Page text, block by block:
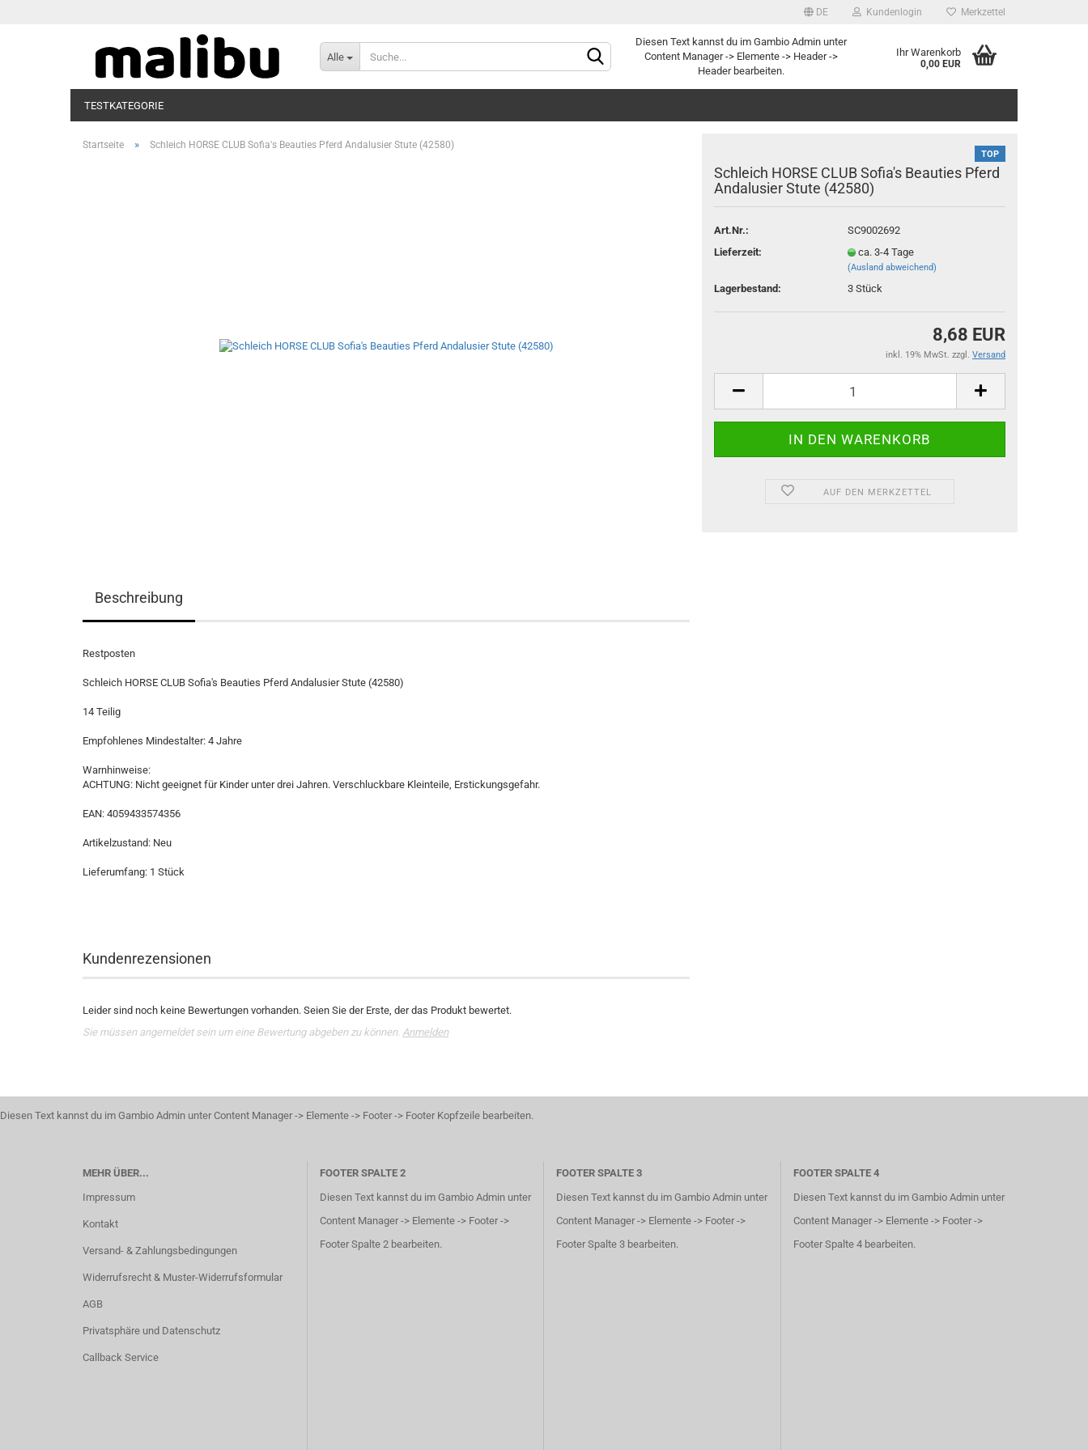
DE
Sprache auswählen
Kundenlogin
Konto erstellen
Passwort vergessen?
Merkzettel
Alle
Diesen Text kannst du im Gambio Admin unter
Content Manager -> Elemente -> Header ->
Header bearbeiten.
Ihr Warenkorb
0,00 EUR
TESTKATEGORIE
Startseite » Schleich HORSE CLUB Sofia's Beauties Pferd Andalusier Stute (42580)
TOP
Schleich HORSE CLUB Sofia's Beauties Pferd
Andalusier Stute (42580)
Art.Nr.:
SC9002692
Lieferzeit:
ca. 3-4 Tage
(Ausland abweichend)
Lagerbestand: 3 Stück
8,68 EUR
inkl. 19% MwSt. zzgl. Versand
AUF DEN MERKZETTEL
Beschreibung
Restposten
Schleich HORSE CLUB Sofia's Beauties Pferd Andalusier Stute (42580)
14 Teilig
Empfohlenes Mindestalter: 4 Jahre
Warnhinweise:
ACHTUNG: Nicht geeignet für Kinder unter drei Jahren. Verschluckbare Kleinteile, Erstickungsgefahr.
EAN: 4059433574356
Artikelzustand: Neu
Lieferumfang: 1 Stück
Kundenrezensionen
Leider sind noch keine Bewertungen vorhanden. Seien Sie der Erste, der das Produkt bewertet.
Sie müssen angemeldet sein um eine Bewertung abgeben zu können. Anmelden
Diesen Text kannst du im Gambio Admin unter Content Manager -> Elemente -> Footer -> Footer Kopfzeile bearbeiten.
MEHR ÜBER...
Impressum
Kontakt
Versand- & Zahlungsbedingungen
Widerrufsrecht & Muster-Widerrufsformular
AGB
Privatsphäre und Datenschutz
Callback Service
FOOTER SPALTE 2
Diesen Text kannst du im Gambio Admin unter
Content Manager -> Elemente -> Footer ->
Footer Spalte 2 bearbeiten.
FOOTER SPALTE 3
Diesen Text kannst du im Gambio Admin unter
Content Manager -> Elemente -> Footer ->
Footer Spalte 3 bearbeiten.
FOOTER SPALTE 4
Diesen Text kannst du im Gambio Admin unter
Content Manager -> Elemente -> Footer ->
Footer Spalte 4 bearbeiten.